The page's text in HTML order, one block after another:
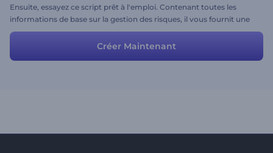
Ensuite, essayez ce script prêt à l'emploi. Contenant toutes les
informations de base sur la gestion des risques, il vous fournit une
base idéale. Ajoutez quelques conseils et votre expérience, de
nouvelles scènes et préparez votre présentation sur la gestion des
risques en un tour de main.
Créer Maintenant